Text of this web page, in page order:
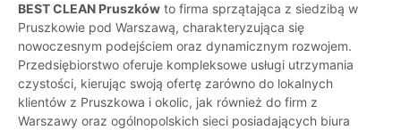
BEST CLEAN Pruszków to firma sprzątająca z siedzibą w
Pruszkowie pod Warszawą, charakteryzująca się
nowoczesnym podejściem oraz dynamicznym rozwojem.
Przedsiębiorstwo oferuje kompleksowe usługi utrzymania
czystości, kierując swoją ofertę zarówno do lokalnych
klientów z Pruszkowa i okolic, jak również do firm z
Warszawy oraz ogólnopolskich sieci posiadających biura